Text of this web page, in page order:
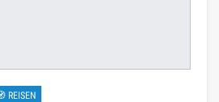
REISEN